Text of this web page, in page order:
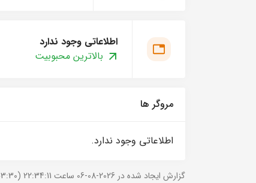
اطلاعاتی وجود ندارد
بالاترین محبوبیت
مروگر ها
اطلاعاتی وجود ندارد.
گزارش ایجاد شده در 2026-08-06 ساعت 22:34:11 (UTC +03:30).